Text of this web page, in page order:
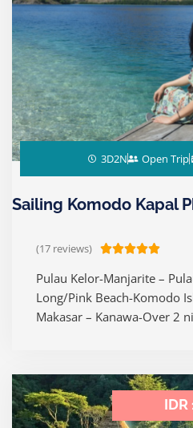
f
3D2N Open Trip
Sailing Komodo Kapal
(17 reviews) R
e
d
u
o
Pulau Kelor-Manjarite –
Long/Pink Beach-Komodo
Makasar – Kanawa-Over 2
IDR